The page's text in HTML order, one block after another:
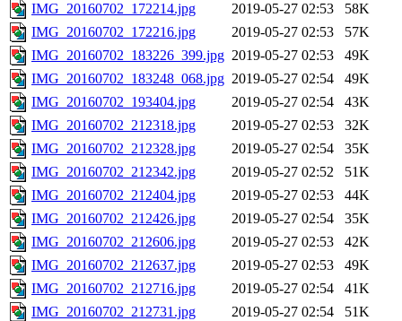
IMG_20160702_172214.jpg
2019-05-27 02:53
58K
IMG_20160702_172216.jpg
2019-05-27 02:53
57K
IMG_20160702_183226_399.jpg 2019-05-27 02:53
49K
IMG_20160702_183248_068.jpg 2019-05-27 02:54
49K
IMG_20160702_193404.jpg
2019-05-27 02:54
43K
IMG_20160702_212318.jpg
2019-05-27 02:53
32K
IMG_20160702_212328.jpg
2019-05-27 02:54
35K
IMG_20160702_212342.jpg
2019-05-27 02:52
51K
IMG_20160702_212404.jpg
2019-05-27 02:53
44K
IMG_20160702_212426.jpg
2019-05-27 02:54
35K
IMG_20160702_212606.jpg
2019-05-27 02:53
42K
IMG_20160702_212637.jpg
2019-05-27 02:53
49K
IMG_20160702_212716.jpg
2019-05-27 02:54
41K
IMG_20160702_212731.jpg
2019-05-27 02:54
51K